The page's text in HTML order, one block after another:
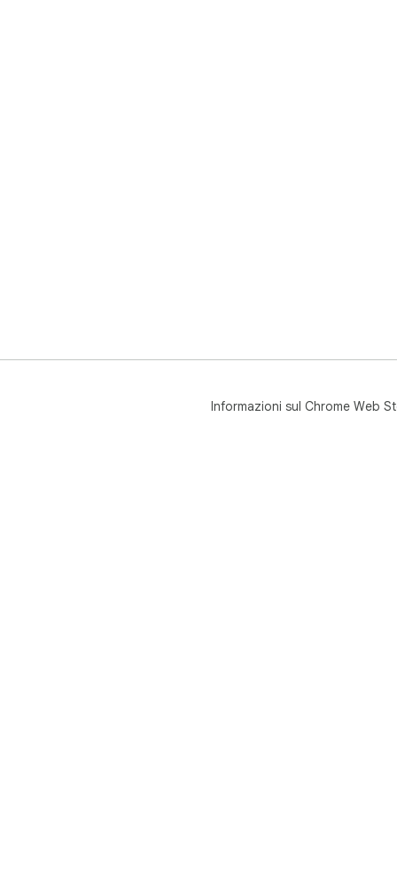
Informazioni sul Chrome Web